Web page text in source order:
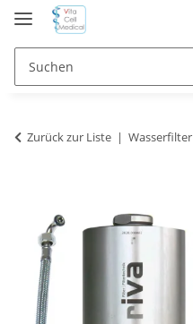
Zurück zur Liste Wasserfilter